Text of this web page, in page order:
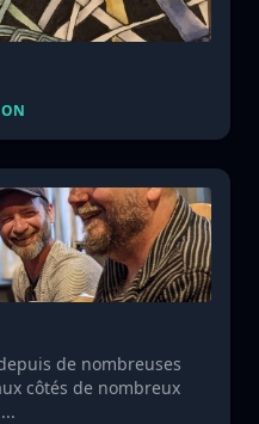
de nombreuses
côtés de nombreux